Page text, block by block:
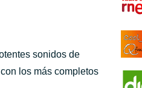
sonidos de
los más completos